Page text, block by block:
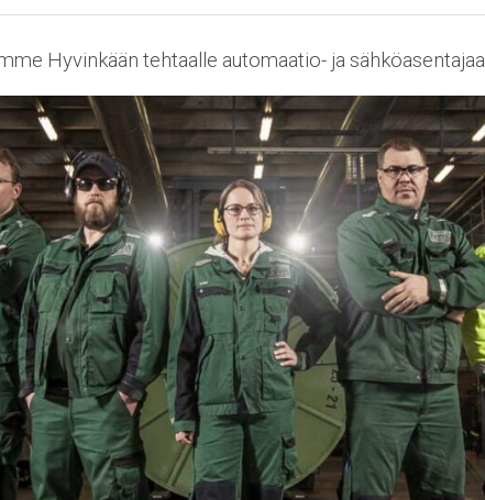
Hyvinkään tehtaalle automaatio- ja sähköasentajaa